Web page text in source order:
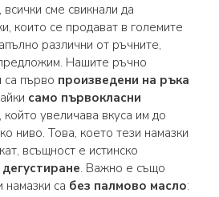
сме свикнали да
които се продават в големите
различни от ръчните,
Нашите ръчно
са първо произведени на ръка
само първокласни
който увеличава вкуса им до
ниво. Това, което тези намазки
всъщност е истинско
. Важно е също
намазки са без палмово масло: